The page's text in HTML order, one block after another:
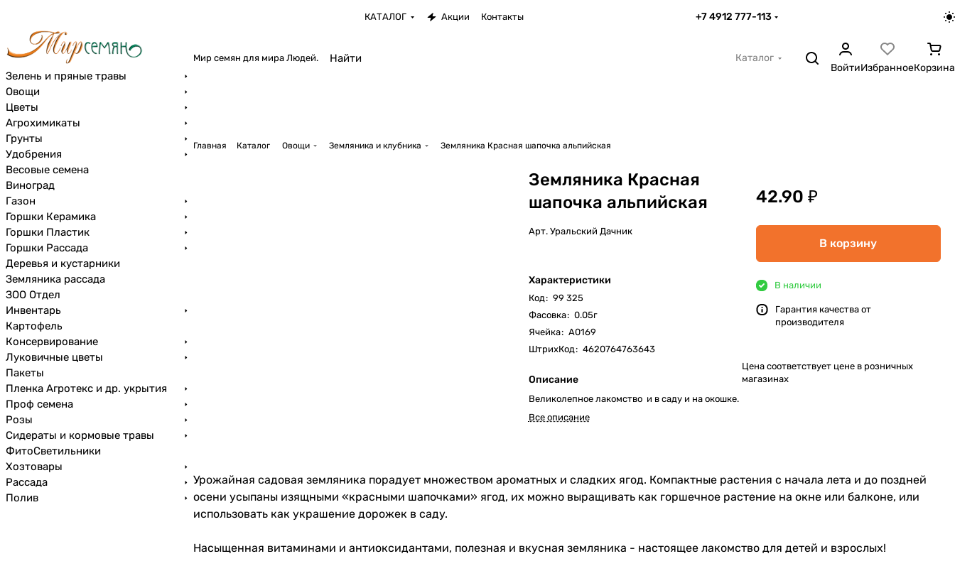
КАТАЛОГ Акции Контакты +7 4912 777-113
Мир семян для мира Людей.
Каталог
ВойтиИзбранноеКорзина
Главная Каталог Овощи Земляника и клубника Земляника Красная шапочка альпийская
Земляника Красная
шапочка альпийская
Арт. Уральский Дачник
Характеристики
Код: 99 325
Фасовка: 0.05г
Ячейка: А0169
ШтрихКод: 4620764763643
Описание
Великолепное лакомство и в саду и на окошке.
Все описание
42.90 ₽
В корзину
В наличии
Гарантия качества от
производителя
Цена соответствует цене в розничных
магазинах
Урожайная садовая земляника порадует множеством ароматных и сладких ягод. Компактные растения с начала лета и до поздней
осени усыпаны изящными «красными шапочками» ягод, их можно выращивать как горшечное растение на окне или балконе, или
использовать как украшение дорожек в саду.
Насыщенная витаминами и антиоксидантами, полезная и вкусная земляника - настоящее лакомство для детей и взрослых!
Зелень и пряные травы
Овощи
Цветы
Агрохимикаты
Грунты
Удобрения
Весовые семена
Виноград
Газон
Горшки Керамика
Горшки Пластик
Горшки Рассада
Деревья и кустарники
Земляника рассада
ЗОО Отдел
Инвентарь
Картофель
Консервирование
Луковичные цветы
Пакеты
Пленка Агротекс и др. укрытия
Проф семена
Розы
Сидераты и кормовые травы
ФитоСветильники
Хозтовары
Рассада
Полив